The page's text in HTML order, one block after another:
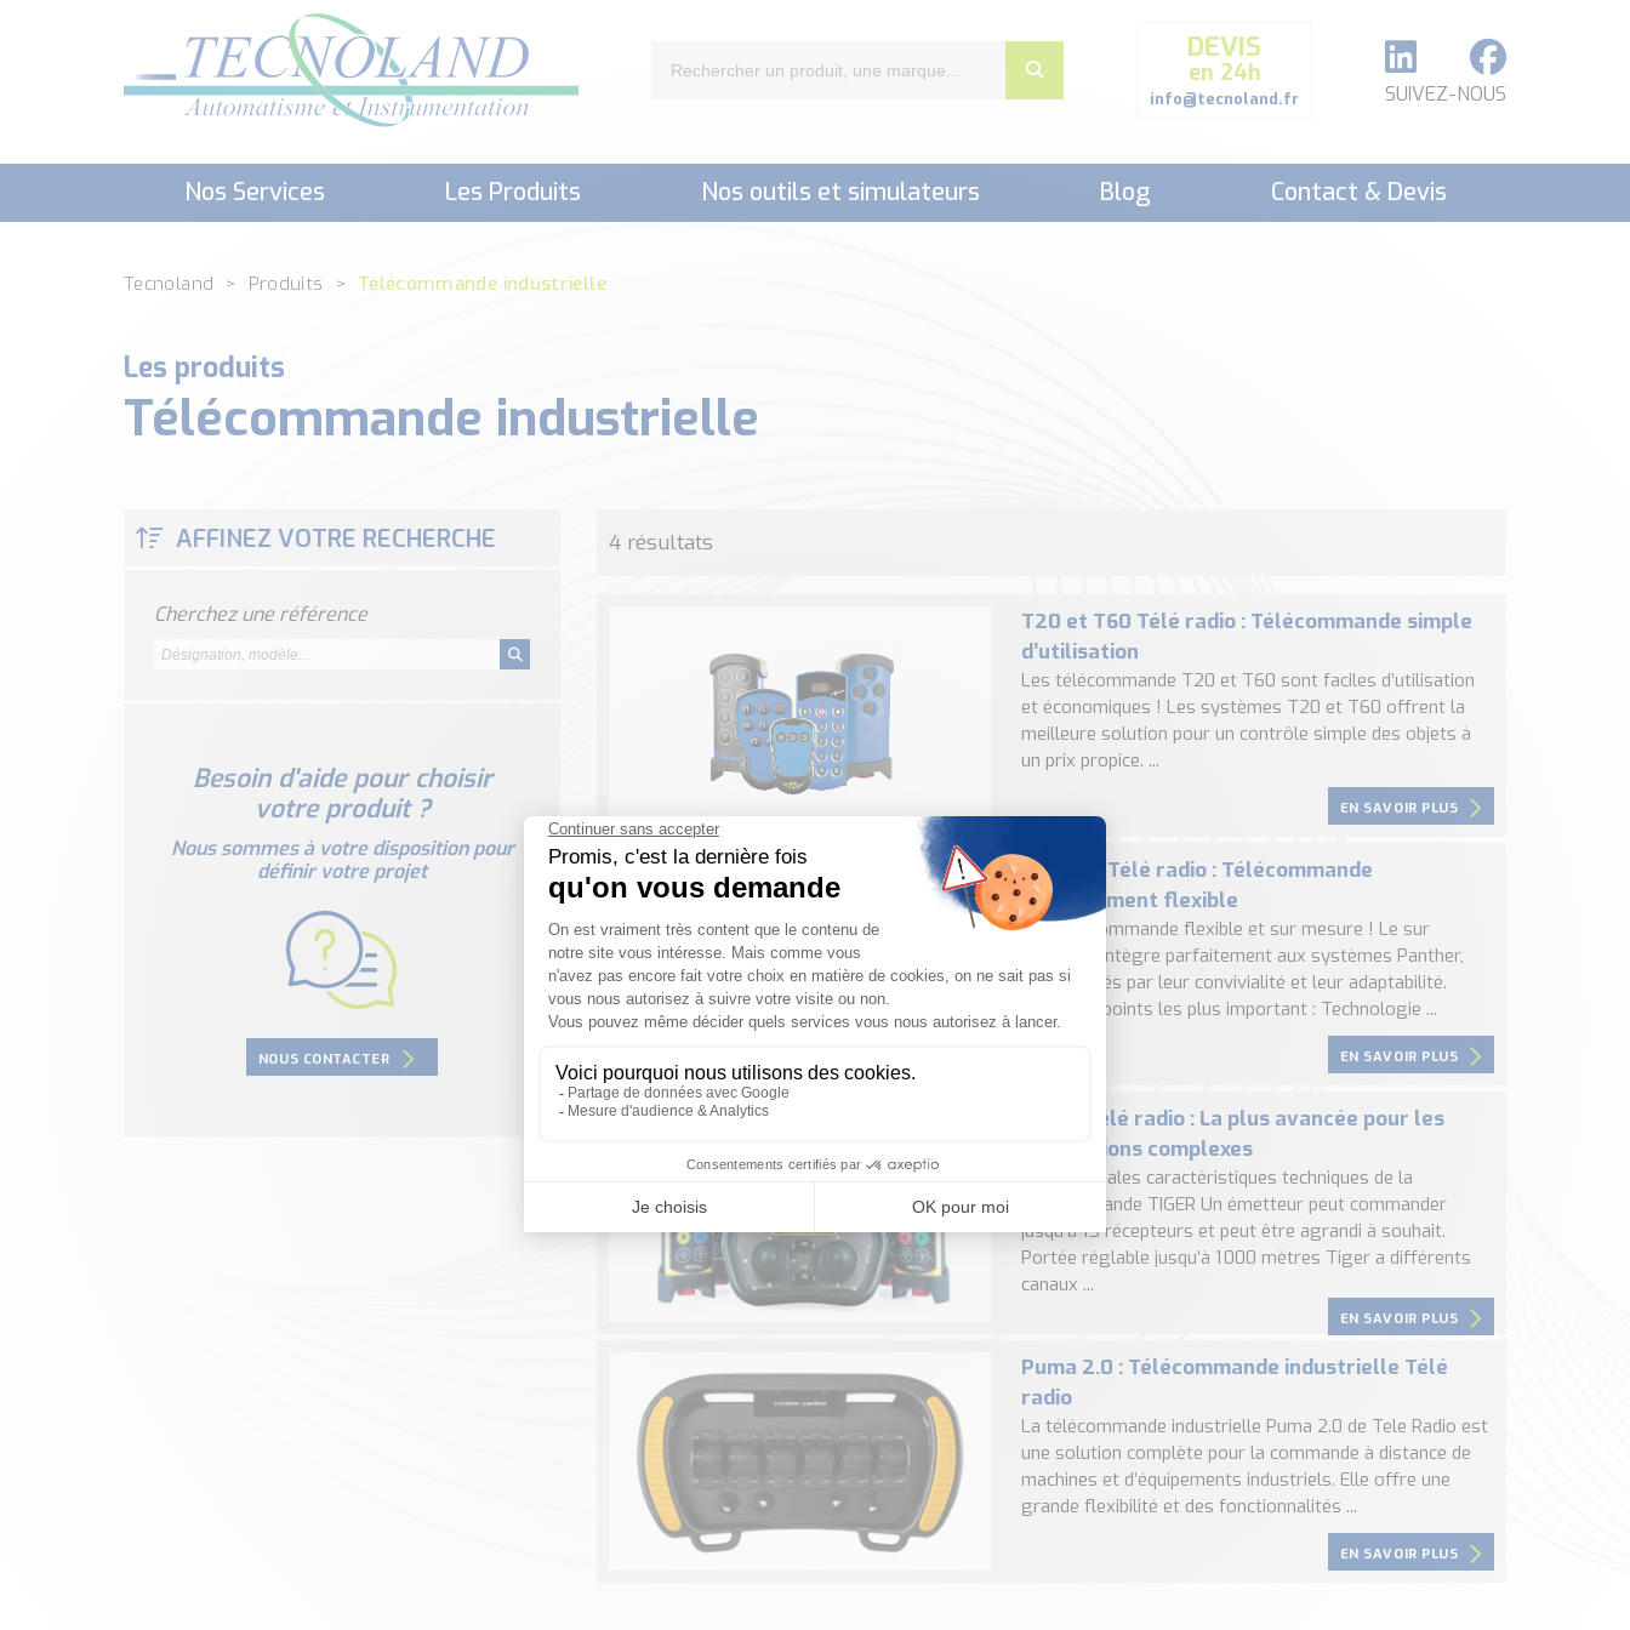
DEVIS
en 24h
info@tecnoland.fr SUIVEZ-NOUS
Nos Services Les Produits Nos outils et simulateurs Blog Contact & Devis
Tecnoland Produits Télécommande industrielle
Les produits
Télécommande industrielle
AFFINEZ VOTRE RECHERCHE
Cherchez une référence
Besoin d'aide pour choisir
votre produit ?
Nous sommes à votre disposition pour
définir votre projet
NOUS CONTACTER
4 résultats
T20 et T60 Télé radio : Télécommande simple
d’utilisation
Les télécommande T20 et T60 sont faciles d’utilisation
et économiques ! Les systèmes T20 et T60 offrent la
meilleure solution pour un contrôle simple des objets à
un prix propice. ...
EN SAVOIR PLUS
Panther Télé radio : Télécommande
extrêmement flexible
Une télécommande flexible et sur mesure ! Le sur
mesure s’intègre parfaitement aux systèmes Panther,
caractérisés par leur convivialité et leur adaptabilité.
Parmi les points les plus important : Technologie ...
EN SAVOIR PLUS
TIGER Télé radio : La plus avancée pour les
applications complexes
Les principales caractéristiques techniques de la
télécommande TIGER Un émetteur peut commander
jusqu’à 15 récepteurs et peut être agrandi à souhait.
Portée réglable jusqu’à 1 000 mètres Tiger a différents
canaux ...
EN SAVOIR PLUS
Puma 2.0 : Télécommande industrielle Télé
radio
La télécommande industrielle Puma 2.0 de Tele Radio est
une solution complète pour la commande à distance de
machines et d’équipements industriels. Elle offre une
grande flexibilité et des fonctionnalités ...
EN SAVOIR PLUS